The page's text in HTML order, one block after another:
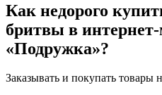
Как недорого
бритвы в интернет-
«Подружка»?
Заказывать и покупать товары